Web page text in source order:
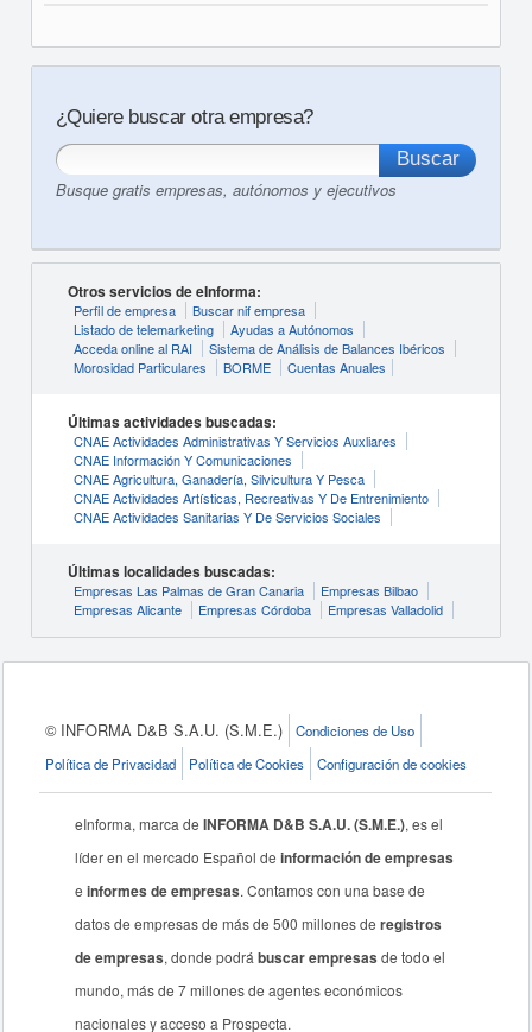
¿Quiere buscar otra empresa?
Busque gratis empresas, autónomos y ejecutivos
Otros servicios de eInforma:
Perfil de empresa
Buscar nif empresa
Listado de telemarketing
Ayudas a Autónomos
Acceda online al RAI
Sistema de Análisis de Balances Ibéricos
Morosidad Particulares
BORME Cuentas Anuales
Últimas actividades buscadas:
CNAE Actividades Administrativas Y Servicios Auxliares
CNAE Información Y Comunicaciones
CNAE Agricultura, Ganadería, Silvicultura Y Pesca
CNAE Actividades Artísticas, Recreativas Y De Entrenimiento
CNAE Actividades Sanitarias Y De Servicios Sociales
Últimas localidades buscadas:
Empresas Las Palmas de Gran Canaria
Empresas Bilbao
Empresas Alicante
Empresas Córdoba Empresas Valladolid
© INFORMA D&B S.A.U. (S.M.E.)
Condiciones de Uso
Política de Privacidad
Política de Cookies Configuración de cookies
eInforma, marca deINFORMA D&B S.A.U. (S.M.E.), es el
líder en el mercado Español deinformación de empresas
einformes de empresas. Contamos con una base de
datos de empresas de más de 500 millones deregistros
de empresas, donde podrábuscar empresas de todo el
mundo, más de 7 millones de agentes económicos
nacionales y acceso a Prospecta.